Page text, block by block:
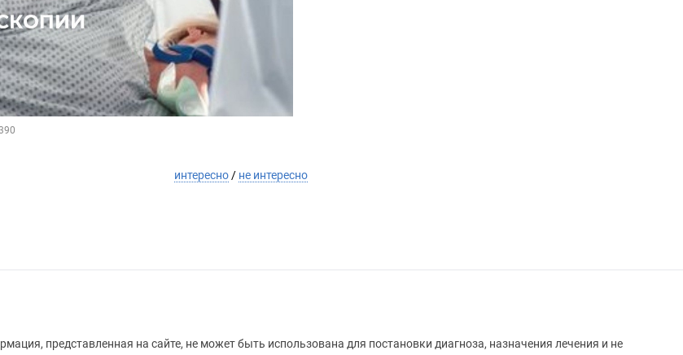
интересно / не интересно
представленная на сайте, не может быть использована для постановки диагноза, назначения лечения и не